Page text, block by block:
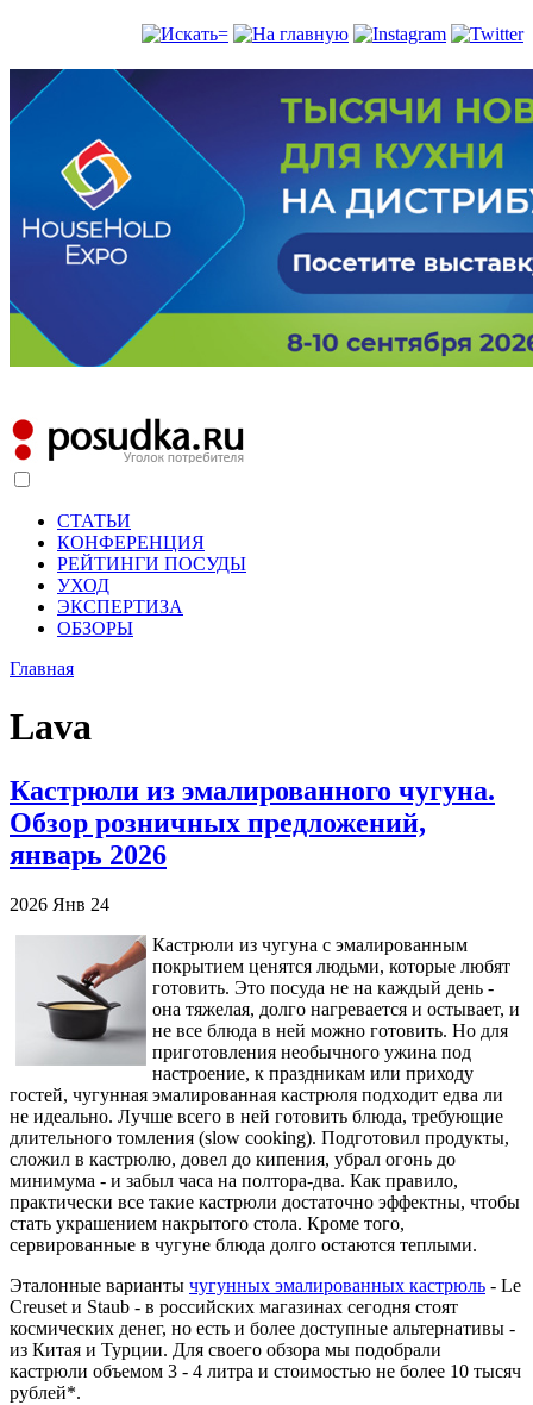
СТАТЬИ
КОНФЕРЕНЦИЯ
РЕЙТИНГИ ПОСУДЫ
УХОД
ЭКСПЕРТИЗА
ОБЗОРЫ
Главная
Lava
Кастрюли из эмалированного чугуна.
Обзор розничных предложений,
январь 2026
2026 Янв 24
Кастрюли из чугуна с эмалированным
покрытием ценятся людьми, которые любят
готовить. Это посуда не на каждый день -
она тяжелая, долго нагревается и остывает, и
не все блюда в ней можно готовить. Но для
приготовления необычного ужина под
настроение, к праздникам или приходу
гостей, чугунная эмалированная кастрюля подходит едва ли
не идеально. Лучше всего в ней готовить блюда, требующие
длительного томления (slow cooking). Подготовил продукты,
сложил в кастрюлю, довел до кипения, убрал огонь до
минимума - и забыл часа на полтора-два. Как правило,
практически все такие кастрюли достаточно эффектны, чтобы
стать украшением накрытого стола. Кроме того,
сервированные в чугуне блюда долго остаются теплыми.
Эталонные варианты чугунных эмалированных кастрюль - Le
Creuset и Staub - в российских магазинах сегодня стоят
космических денег, но есть и более доступные альтернативы -
из Китая и Турции. Для своего обзора мы подобрали
кастрюли объемом 3 - 4 литра и стоимостью не более 10 тысяч
рублей*.